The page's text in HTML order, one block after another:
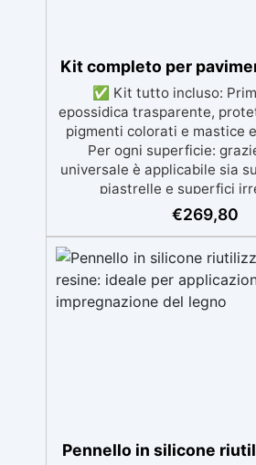
Kit completo per
✅ Kit tutto incluso:
epossidica trasparente,
pigmenti colorati e mastice
Per ogni superficie:
universale è applicabile sia
piastrelle e superfici
danneggiate. ✅ Facile da
Guida completa inclusa, 3
finitura protettiva
professionali: Sistema
resistente ai raggi UV,
€269,80
Pennello in silicone